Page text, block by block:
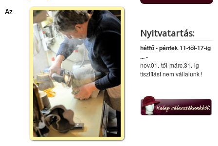
Az
Nyitvatartás:
hétfő - péntek 11-től-17-ig
... -
nov.01.-től-márc.31.-ig
tisztítást nem vállalunk !